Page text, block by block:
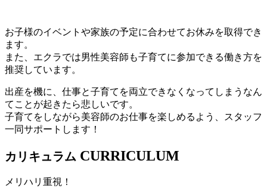
お子様のイベントや家族の予定に合わせてお休みを取得でき
ます。
また、エクラでは男性美容師も子育てに参加できる働き方を
推奨しています。
出産を機に、仕事と子育てを両立できなくなってしまうなん
てことが起きたら悲しいです。
子育てをしながら美容師のお仕事を楽しめるよう、スタッフ
一同サポートします！
カリキュラム CURRICULUM
メリハリ重視！